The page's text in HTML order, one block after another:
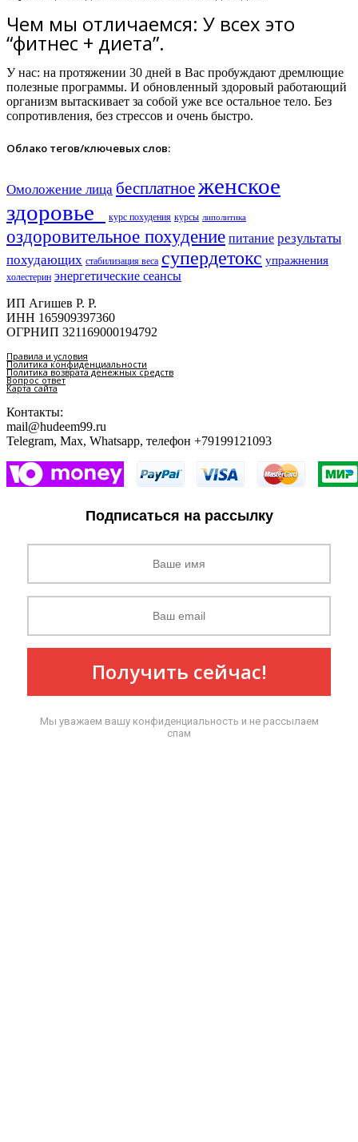
Чем мы отличаемся: У всех это
“фитнес + диета”.
У нас: на протяжении 30 дней в Вас пробуждают дремлющие
полезные программы. И обновленный здоровый работающий
организм вытаскивает за собой уже все остальное тело. Без
сопротивления, без стрессов и очень быстро.
Облако тегов/ключевых слов:
Омоложение лица бесплатноеженское
здоровье​
курс похудения курсы липолитика
оздоровительное похудение питание результаты
похудающих стабилизация веса супердетокс упражнения
холестерин энергетические сеансы
ИП Агишев Р. Р.
ИНН 165909397360
ОГРНИП 321169000194792
Правила и условия
Политика конфиденциальности
Политика возврата денежных средств
Вопрос ответ
Карта сайта
Контакты:
mail@hudeem99.ru
Telegram, Max, Whatsapp, телефон +79199121093
Подписаться на рассылку
Получить сейчас!
Мы уважаем вашу конфиденциальность и не рассылаем
спам